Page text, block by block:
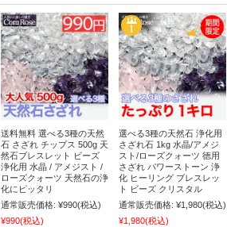
送料無料 選べる3種の天然
石 さざれ チップス 500g 天
然石ブレスレット ビーズ
浄化用 水晶 / アメジスト /
ローズクォーツ 天然石の浄
化にピッタリ
通常販売価格: ¥990(税込)
¥990(税込)
選べる3種の天然石 浄化用
さざれ石 1kg 水晶/アメジ
スト/ローズクォーツ 徳用
さざれ パワーストーン 浄
化 ヒーリング ブレスレッ
ト ビーズ クリスタル
通常販売価格: ¥1,980(税込)
¥1,980(税込)